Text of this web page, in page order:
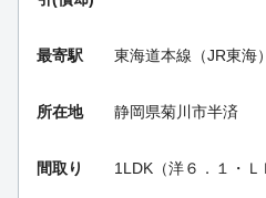
最寄駅 東海道本線（JR東海）
所在地 静岡県菊川市半済
間取り 1LDK（洋６．１・Ｌ